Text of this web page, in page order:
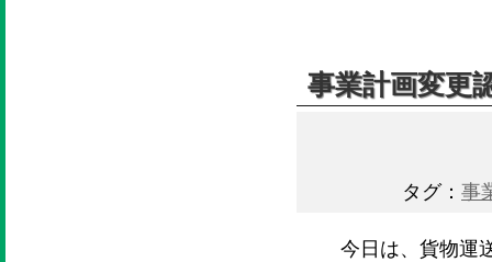
事業計画変更
タグ： 事
今日は、貨物運